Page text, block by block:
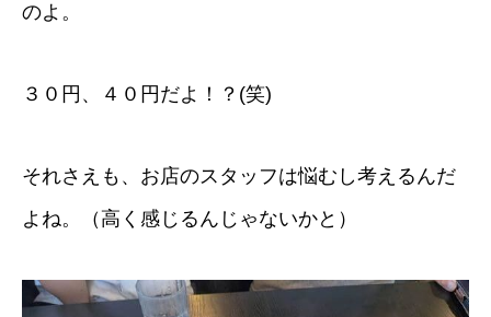
のよ。
３０円、４０円だよ！？(笑)
それさえも、お店のスタッフは悩むし考えるんだ
よね。（高く感じるんじゃないかと）